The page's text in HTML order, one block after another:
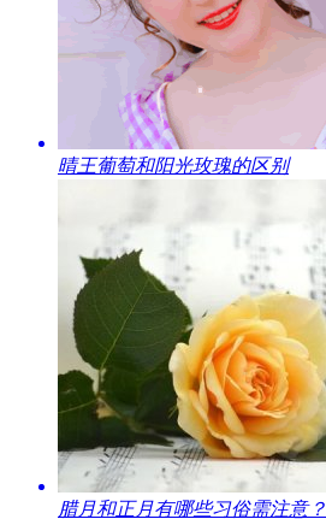
​晴王葡萄和阳光玫瑰的区别
腊月和正月有哪些习俗需注意？